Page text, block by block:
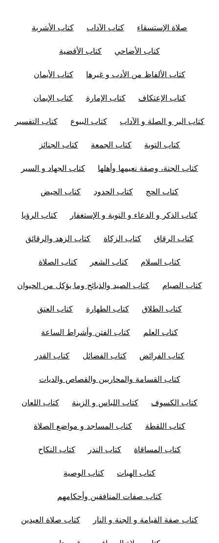
صلاة الإستسقاء كتاب الآداب كتاب الأشربة
كتاب الأضاحي كتاب الأقضية
كتاب الألفاظ من الأدب و غيرها كتاب الأيمان
كتاب الإعتكاف كتاب الإمارة كتاب الإيمان
كتاب البر و الصلة و الآداب كتاب البيوع كتاب التفسير
كتاب التوبة كتاب الجمعة كتاب الجنائز
كتاب الجنة، وصفة نعيمها وأهلها كتاب الجهاد و السير
كتاب الحج كتاب الحدود كتاب الحيض
كتاب الذكر و الدعاء و التوبة و الإستغفار كتاب الرؤيا
كتاب الرقاق كتاب الزكاة كتاب الزهد والرقائق
كتاب السلام كتاب الشعر كتاب الصلاة
كتاب الصيام كتاب الصيد والذبائح وما يؤكل من الحيوان
كتاب الطلاق كتاب الطهارة كتاب العتق
كتاب العلم كتاب الفتن وأشراط الساعة
كتاب الفرائض كتاب الفضائل كتاب القدر
كتاب القسامة والمحاربين والقصاص والديات
كتاب الكسوف كتاب اللباس و الزينة كتاب اللعان
كتاب اللقطة كتاب المساجد و مواضع الصلاة
كتاب المساقاة كتاب النذر كتاب النكاح
كتاب الهبات كتاب الوصية
كتاب صفات المنافقين وأحكامهم
كتاب صفة القيامة و الجنة و النار كتاب صلاة العيدين